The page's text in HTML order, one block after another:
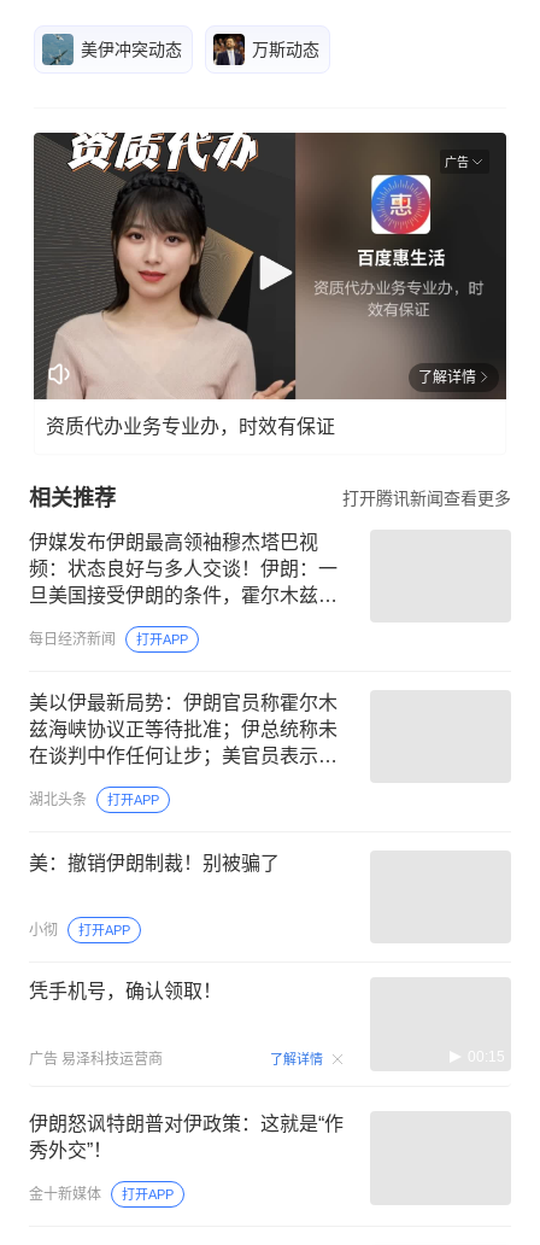
美伊冲突动态 万斯动态
广告
了解详情
资质代办业务专业办，时效有保证
相关推荐 打开腾讯新闻查看更多
伊媒发布伊朗最高领袖穆杰塔巴视
频：状态良好与多人交谈！伊朗：一
旦美国接受伊朗的条件，霍尔木兹必
每日经济新闻 打开APP
美以伊最新局势：伊朗官员称霍尔木
兹海峡协议正等待批准；伊总统称未
在谈判中作任何让步；美官员表示一
旦协议达成，将解除对伊港口的封锁
湖北头条 打开APP
美：撤销伊朗制裁！别被骗了
小彻 打开APP
凭手机号，确认领取！
广告 易泽科技运营商 了解详情 00:15
伊朗怒讽特朗普对伊政策：这就是“作
秀外交”！
金十新媒体 打开APP